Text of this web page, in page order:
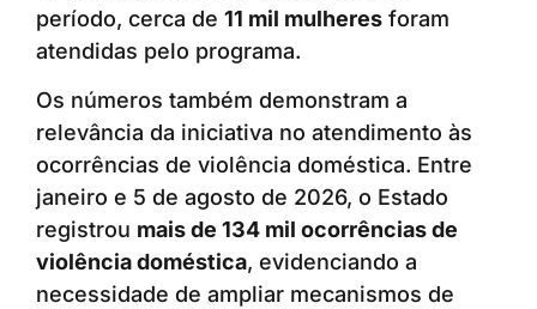
período, cerca de 11 mil mulheres foram
atendidas pelo programa.
Os números também demonstram a
relevância da iniciativa no atendimento às
ocorrências de violência doméstica. Entre
janeiro e 5 de agosto de 2026, o Estado
registrou mais de 134 mil ocorrências de
violência doméstica, evidenciando a
necessidade de ampliar mecanismos de